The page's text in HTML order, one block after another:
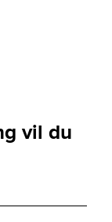
vil du